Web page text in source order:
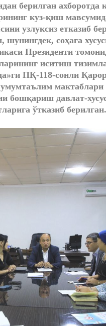
берилган ахборотда
куз-қиш
узлуксиз етказиб
соҳага
Президенти
иситиш
ПҚ-118-сонли
мактаблари
бошқариш давлат-
ўтказиб берилган.